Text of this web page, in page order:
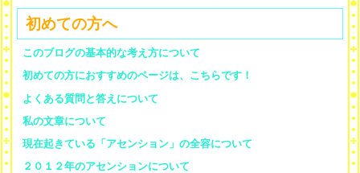
初めての方へ
このブログの基本的な考え方について
初めての方におすすめのページは、こちらです！
よくある質問と答えについて
私の文章について
現在起きている「アセンション」の全容について
２０１２年のアセンションについて